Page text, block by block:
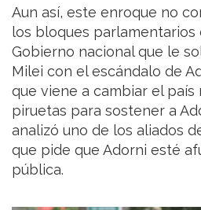
Aun así, este enroque no
los bloques parlamentarios
Gobierno nacional que le
Milei con el escándalo de
que viene a cambiar el país
piruetas para sostener a
analizó uno de los aliados
que pide que Adorni esté
pública.